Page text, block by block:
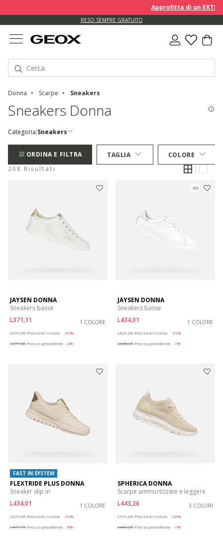
Approfitta di un EXTRA
RESO SEMPRE GRATUITO
Donna Scarpe Sneakers
Sneakers Donna
Categoria:Sneakers
ORDINA E FILTRA TAGLIA
COLORE
208 Risultati
JAYSEN DONNA
Sneakers basse
L371,11
1 COLORE
L629,00 Prezzo di listino
-41%
L377,40 Prezzo precedente -2%
3D
JAYSEN DONNA
Sneakers basse
L434,01
1 COLORE
L629,00 Prezzo di listino
-31%
L440,30 Prezzo precedente -1%
FAST IN SYSTEM
FLEXTRIDE PLUS DONNA
Sneaker slip in
L434,01
1 COLORE
L629,00 Prezzo di listino
-31%
L471,75 Prezzo precedente -8%
SPHERICA DONNA
Scarpe ammortizzate e leggere
L443,26
3 COLORI
L599,00 Prezzo di listino
-26%
L449,25 Prezzo precedente -1%